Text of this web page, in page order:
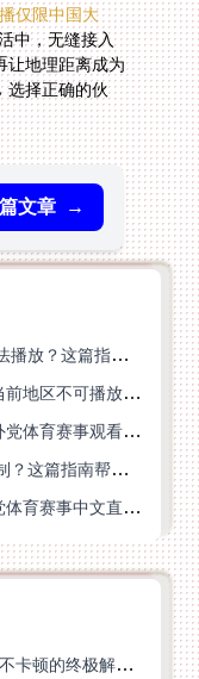
仅限中国大
中，无缝接入
地理距离成为
选择正确的伙
文章 →
在新加坡看CCTV5世界杯中文解说无法播放？这篇指南帮你解锁海外体育直播自由
在加拿大看咪咕视频世界杯中文解说当前地区不可播放？这篇指南帮你一键解决
在日本看央视频世界杯地区限制？海外党体育赛事观看终极指南
在国外看世界杯阿根廷VS埃及地区限制？这篇指南帮你搞定中文直播+解说
在香港看抖音世界杯无法播放？海外党体育赛事中文直播终极指南
在英国打激战2卡吗？海外党国服游戏不卡顿的终极解决方案